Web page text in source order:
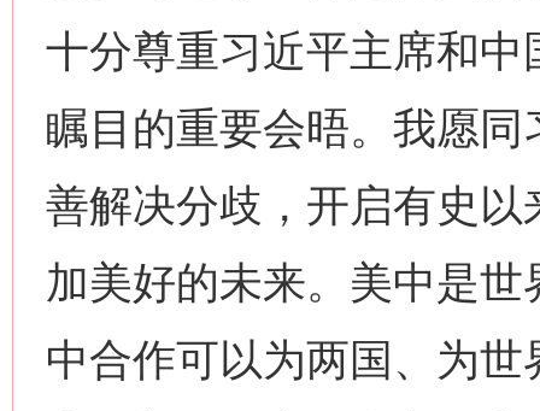
十分尊重习近平主席和
瞩目的重要会晤。我愿
善解决分歧，开启有史
加美好的未来。美中是
中合作可以为两国、为